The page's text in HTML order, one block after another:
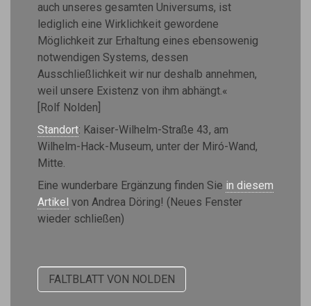
auch unseres gesamten Universums, ist
lediglich eine Wirklichkeit gewordene
Möglichkeit zur Erhaltung eines ebensowenig
notwendigen Systems, dessen
Ausschließlichkeit wir nur deshalb annehmen,
weil unsere Existenz von ihm abhängt.«
[Rolf Nolden]
Standort: Kaiser-Wilhelm-Straße 43, am
Wilhelm-Hack-Museum, unter der Miró-Wand,
Mitte.
Eine wunderbare Ergänzung finden Sie in diesem
Artikel von Andrea Döring! (Neues Fenster
wieder schließen)
FALTBLATT VON NOLDEN